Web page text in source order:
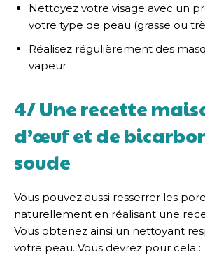
Nettoyez votre visage avec un
votre type de peau (grasse ou
Réalisez régulièrement des
vapeur
4/ Une recette
d’œuf et de
soude
Vous pouvez aussi resserrer les
naturellement en réalisant une
Vous obtenez ainsi un nettoyant
votre peau. Vous devrez pour cela :